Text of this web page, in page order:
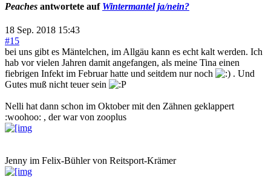
Peaches antwortete auf Wintermantel ja/nein?
18 Sep. 2018 15:43
#15
bei uns gibt es Mäntelchen, im Allgäu kann es echt kalt werden. Ich
hab vor vielen Jahren damit angefangen, als meine Tina einen
fiebrigen Infekt im Februar hatte und seitdem nur noch
. Und
Gutes muß nicht teuer sein
Nelli hat dann schon im Oktober mit den Zähnen geklappert
:woohoo: , der war von zooplus
Jenny im Felix-Bühler von Reitsport-Krämer